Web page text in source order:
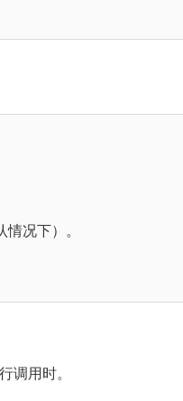
况下）。
调用时。